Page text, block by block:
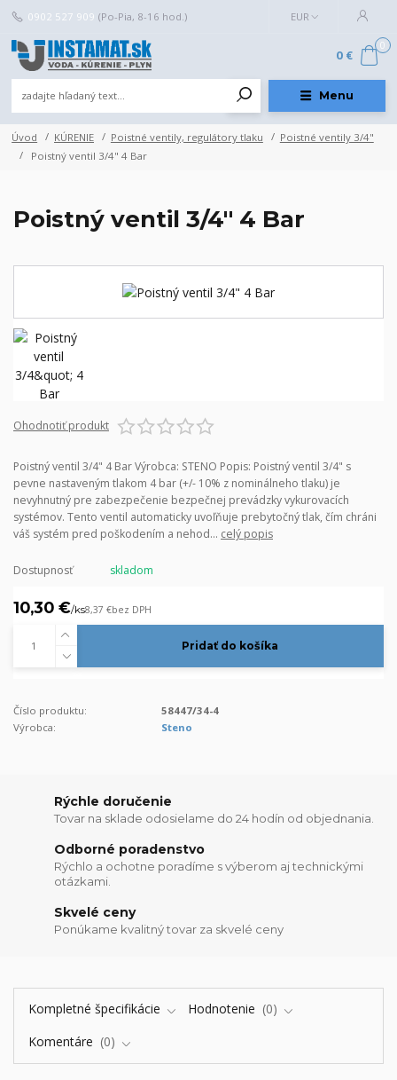
Menu
EUR
0902 527 909 (Po-Pia, 8-16 hod.)
0
0 €
Úvod KÚRENIE Poistné ventily, regulátory tlaku
Poistné ventily 3/4"
Poistný ventil 3/4" 4 Bar
Poistný ventil 3/4" 4 Bar
Ohodnotiť produkt
Poistný ventil 3/4" 4 Bar Výrobca: STENO Popis: Poistný ventil 3/4" s
pevne nastaveným tlakom 4 bar (+/- 10% z nominálneho tlaku) je
nevyhnutný pre zabezpečenie bezpečnej prevádzky vykurovacích
systémov. Tento ventil automaticky uvoľňuje prebytočný tlak, čím chráni
váš systém pred poškodením a nehod... celý popis
Dostupnosť skladom
10,30 €/ks8,37 €bez DPH
Pridať do košíka
Číslo produktu:
58447/34-4
Výrobca:
Steno
Rýchle doručenie
Tovar na sklade odosielame do 24 hodín od objednania.
Odborné poradenstvo
Rýchlo a ochotne poradíme s výberom aj technickými
otázkami.
Skvelé ceny
Ponúkame kvalitný tovar za skvelé ceny
Kompletné špecifikácie Hodnotenie
0
Komentáre
0